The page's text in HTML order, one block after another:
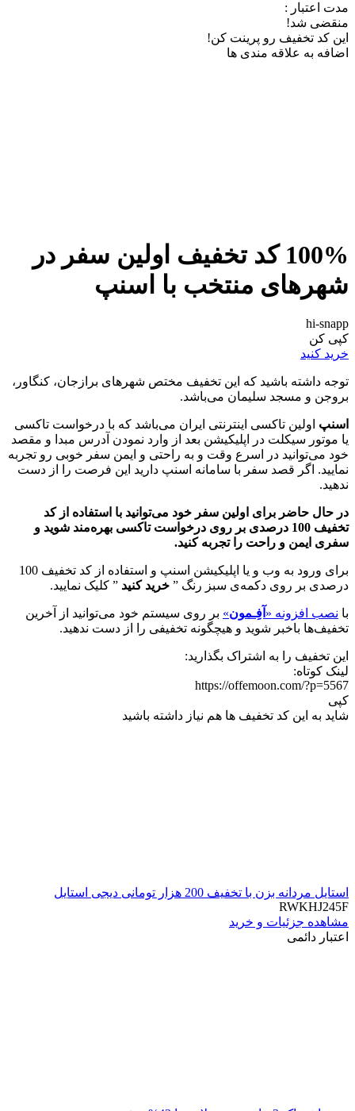
مدت اعتبار :
منقضی شد!
این کد تخفیف رو پرینت کن!
اضافه به علاقه مندی ها
100% کد تخفیف اولین سفر در
شهرهای منتخب با اسنپ
hi-snapp
کپی کن
خرید کنید
توجه داشته باشید که این تخفیف مختص شهرهای برازجان، کنگاور،
بروجن و مسجد سلیمان می‌باشد.
اسنپ اولین تاکسی اینترنتی ایران می‌باشد که با درخواست تاکسی
یا موتور سیکلت در اپلیکیشن بعد از وارد نمودن آدرس مبدا و مقصد
خود می‌توانید در اسرع وقت و به راحتی و ایمن سفر خوبی رو تجربه
نمایید. اگر قصد سفر با سامانه اسنپ دارید این فرصت را از دست
ندهید.
در حال حاضر برای اولین سفر خود می‌توانید با استفاده از کد
تخفیف 100 درصدی بر روی درخواست تاکسی بهره‌مند شوید و
سفری ایمن و راحت را تجربه کنید.
برای ورود به وب و یا اپلیکیشن اسنپ و استفاده از کد تخفیف 100
درصدی بر روی دکمه‌ی سبز رنگ ” خرید کنید ” کلیک نمایید.
با نصب افزونه « آفِـمون» بر روی سیستم خود می‌توانید از آخرین
تخفیف‌ها باخبر شوید و هیچگونه تخفیفی را از دست ندهید.
این تخفیف را به اشتراک بگذارید:
لینک کوتاه:
https://offemoon.com/?p=5567
کپی
شاید به این کد تخفیف ها هم نیاز داشته باشید
استایل مردانه بزن با تخفیف 200 هزار تومانی دیجی استایل
RWKHJ245F
مشاهده جزئیات و خرید
اعتبار دائمی